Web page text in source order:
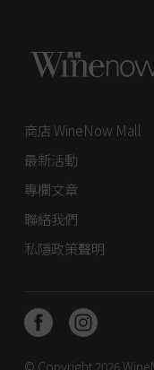
商店 WineNow Mall
最新活動
專欄文章
聯絡我們
私隱政策聲明